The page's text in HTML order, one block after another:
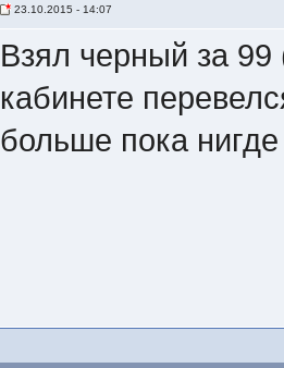
23.10.2015 - 14:07
Взял черный за
кабинете
больше пока